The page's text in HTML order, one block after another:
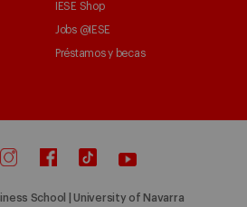
IESE Shop
Jobs @IESE
Préstamos y becas
School | University of Navarra